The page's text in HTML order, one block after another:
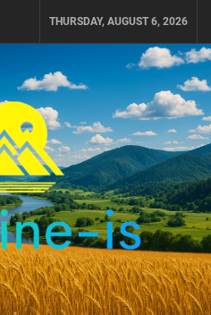
THURSDAY, AUGUST 6, 2026